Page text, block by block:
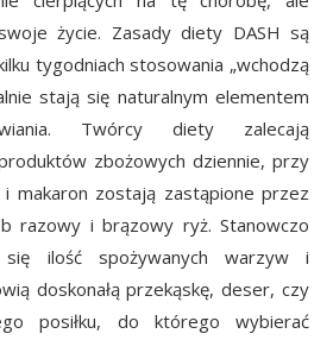
życie. Zasady diety DASH są
tygodniach stosowania „wchodzą
stają się naturalnym elementem
Twórcy diety zalecają
zbożowych dziennie, przy
i makaron zostają zastąpione przez
razowy i brązowy ryż. Stanowczo
się ilość spożywanych warzyw i
doskonałą przekąskę, deser, czy
posiłku, do którego wybierać